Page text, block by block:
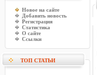
Новое на сайте
Добавить новость
Регистрация
Статистика
О сайте
Ссылки
ТОП СТАТЬИ